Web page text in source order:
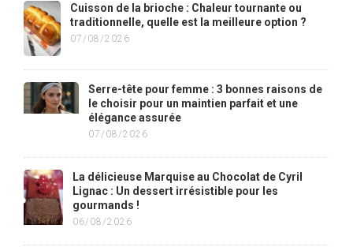
Cuisson de la brioche : Chaleur tournante ou
traditionnelle, quelle est la meilleure option ?
07/08/2026
Serre-tête pour femme : 3 bonnes raisons de
le choisir pour un maintien parfait et une
élégance assurée
07/08/2026
La délicieuse Marquise au Chocolat de Cyril
Lignac : Un dessert irrésistible pour les
gourmands !
06/08/2026